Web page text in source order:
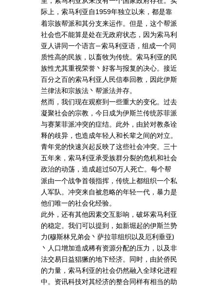
际上，索马利亚自1959年独立以来，都是靠
着宗族帮派和其分支来运作。但是，这个帮派
社会也不能算是处在无政府状态，因为索马利
亚人讲同一个语言—索马利亚语，组成一个同
质性高的民族，以畜牧为传统。索马利亚的民
族性尤其重视荣誉丶好客与报复的决心。接近
百分之百的索马利亚人民信奉回教，因此伊斯
兰律法和宗族法丶帮派法并存。
然而，我们现在观察到一些重大的变化。过去
凝聚社会的宗教，今日成为伊斯兰传统苏菲派
与赛莱菲派冲突的症结。此外，由於对教条诠
释的歧异，也造成年轻人和长辈之间的对立。
青年党的快速兴起反映了这些社会冲突。三十
五年来，索马利亚承受族群分裂的危机和社会
政治的动荡，造成超过50万人死亡。每个帮
派由一个战争首领指挥，传统上都组织一个私
人军队。冲突来自被忽略的年轻一代，暴力是
他们唯一的社会化经验。
此外，还有其他因素交互影响，破坏索马利亚
的稳定。我们可以提到，如新堀起的伊斯兰势
力(穆斯林兄弟会丶萨拉菲组织以及厄利垂亚)
丶人口增加造成稀有资源分配的压力，以及非
法交易日益猖獗的地下经济。同时，由於侨民
的力量，索马利亚的社会仍然融入全球化进程
中。资讯科技对其经济的整合同样有相当的助